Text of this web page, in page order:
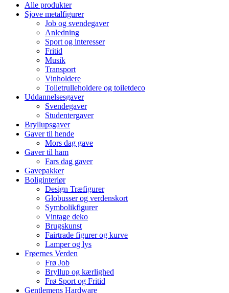
Alle produkter
Sjove metalfigurer
Job og svendegaver
Anledning
Sport og interesser
Fritid
Musik
Transport
Vinholdere
Toiletrulleholdere og toiletdeco
Uddannelsesgaver
Svendegaver
Studentergaver
Bryllupsgaver
Gaver til hende
Mors dag gave
Gaver til ham
Fars dag gaver
Gavepakker
Boliginteriør
Design Træfigurer
Globusser og verdenskort
Symbolikfigurer
Vintage deko
Brugskunst
Fairtrade figurer og kurve
Lamper og lys
Frøernes Verden
Frø Job
Bryllup og kærlighed
Frø Sport og Fritid
Gentlemens Hardware